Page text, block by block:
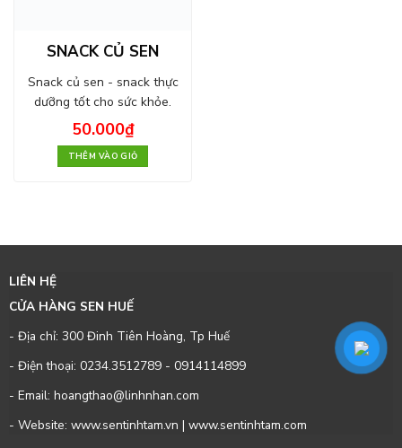
SNACK CỦ SEN
Snack củ sen - snack thực
dưỡng tốt cho sức khỏe.
50.000₫
THÊM VÀO GIỎ
LIÊN HỆ
CỬA HÀNG SEN HUẾ
- Địa chỉ: 300 Đinh Tiên Hoàng, Tp Huế
- Điện thoại: 0234.3512789- 0914114899
- Email: hoangthao@linhnhan.com
- Website: www.sentinhtam.vn | www.sentinhtam.com